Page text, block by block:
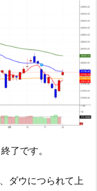
了です。
ダウにつられて上